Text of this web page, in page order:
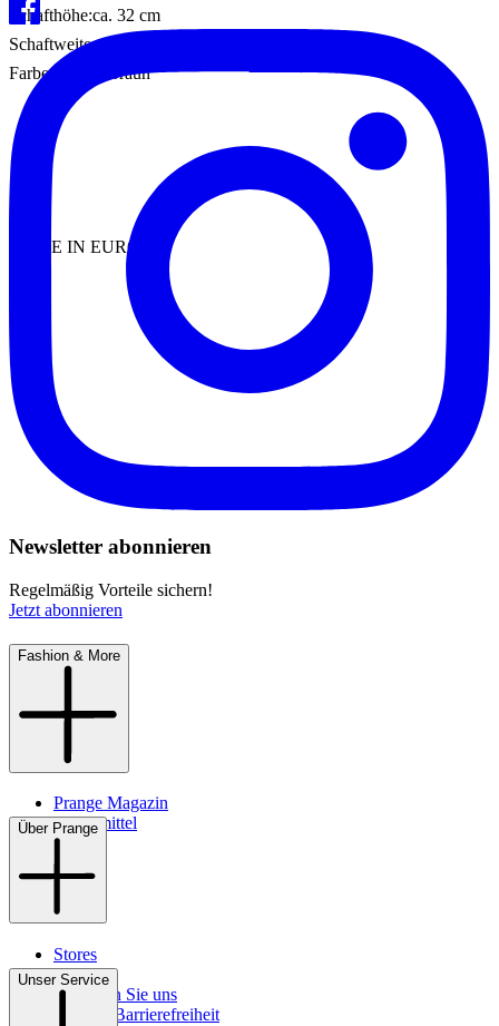
Schafthöhe:ca. 32 cm
Schaftweite: ca. 34 cm
Farbe: Dunkelbraun
MADE IN EUROPE
Newsletter abonnieren
Regelmäßig Vorteile sichern!
Jetzt abonnieren
Fashion & More
Prange Magazin
Pflegemittel
Über Prange
Stores
Kontakt
So finden Sie uns
Digitale Barrierefreiheit
Unser Service